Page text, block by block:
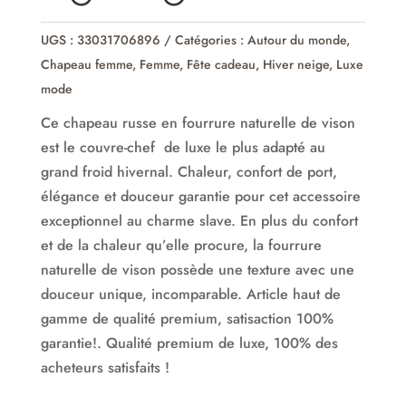
vison
UGS : 33031706896 Catégories : Autour du monde,
Chapeau femme, Femme, Fête cadeau, Hiver neige, Luxe
mode
Ce chapeau russe en fourrure naturelle de vison
est le couvre-chef de luxe le plus adapté au
grand froid hivernal. Chaleur, confort de port,
élégance et douceur garantie pour cet accessoire
exceptionnel au charme slave. En plus du confort
et de la chaleur qu’elle procure, la fourrure
naturelle de vison possède une texture avec une
douceur unique, incomparable. Article haut de
gamme de qualité premium, satisaction 100%
garantie!. Qualité premium de luxe, 100% des
acheteurs satisfaits !